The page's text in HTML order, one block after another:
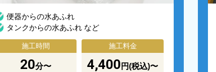
便器からの水あふれ
タンクからの水あふれ など
施工時間
20分〜
施工料金
4,400 円(税込)〜